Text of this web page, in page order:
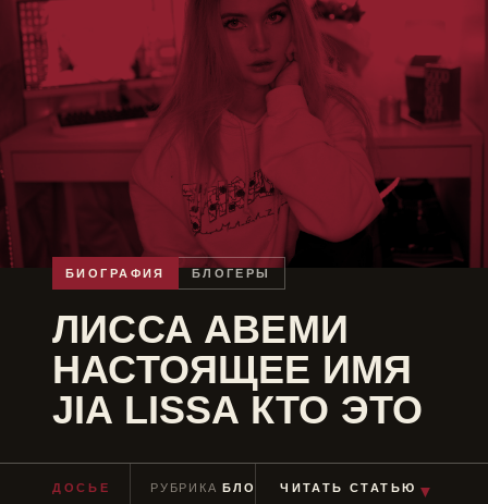
БИОГРАФИЯ БЛОГЕРЫ
ЛИССА АВЕМИ
НАСТОЯЩЕЕ ИМЯ
JIA LISSA КТО ЭТО
ДОСЬЕ РУБРИКАБЛОГЕРЫ ЧТЕНИЕ≈ 4 МИН
ЧИТАТЬ СТАТЬЮ ▼